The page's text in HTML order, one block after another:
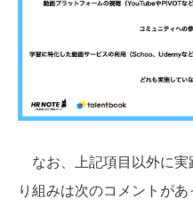
なお、上記項目以外に実
り組みは次のコメントがあ